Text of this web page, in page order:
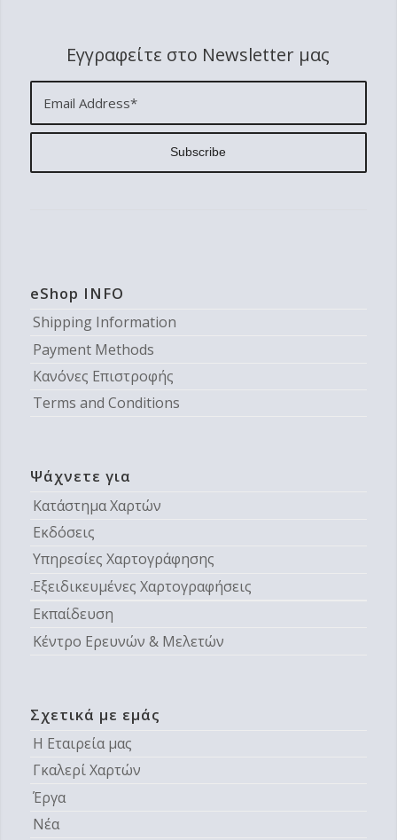
Εγγραφείτε στο Newsletter μας
eShop INFO
Shipping Information
Payment Methods
Κανόνες Επιστροφής
Terms and Conditions
Ψάχνετε για
Κατάστημα Χαρτών
Εκδόσεις
Υπηρεσίες Χαρτογράφησης
Εξειδικευμένες Χαρτογραφήσεις
Εκπαίδευση
Κέντρο Ερευνών & Μελετών
Σχετικά με εμάς
Η Εταιρεία μας
Γκαλερί Χαρτών
Έργα
Νέα